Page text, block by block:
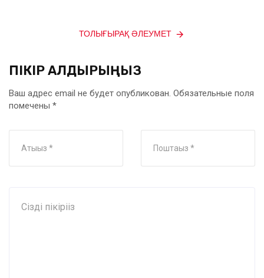
ТОЛЫҒЫРАҚ ӘЛЕУМЕТ
ПІКІР ҚАЛДЫРЫҢЫЗ
Ваш адрес email не будет опубликован. Обязательные поля
помечены *